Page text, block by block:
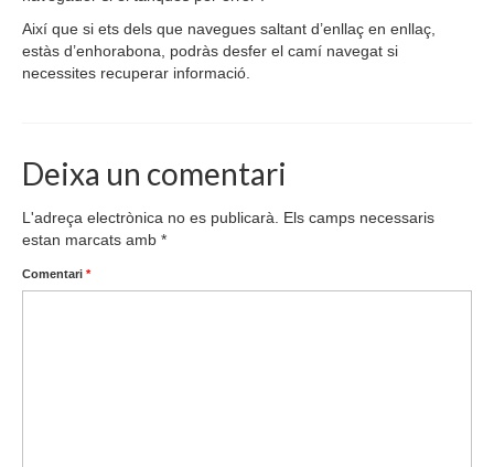
Així que si ets dels que navegues saltant d’enllaç en enllaç,
estàs d’enhorabona, podràs desfer el camí navegat si
necessites recuperar informació.
Deixa un comentari
L'adreça electrònica no es publicarà.
Els camps necessaris
estan marcats amb *
Comentari *